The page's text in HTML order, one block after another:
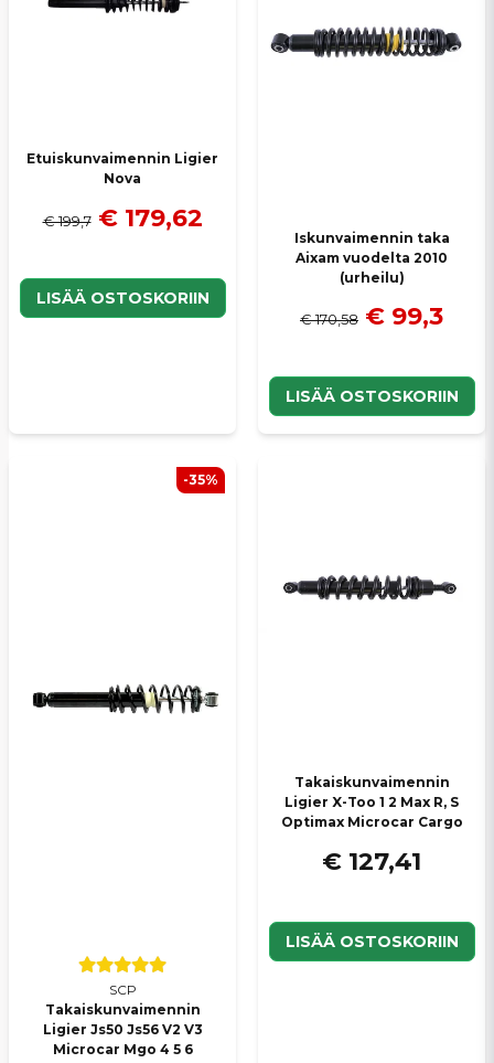
Etuiskunvaimennin Ligier
Nova
€ 199,7 € 179,62
LISÄÄ OSTOSKORIIN
Iskunvaimennin taka
Aixam vuodelta 2010
(urheilu)
€ 170,58 € 99,3
LISÄÄ OSTOSKORIIN
SCP
Takaiskunvaimennin
Ligier Js50 Js56 V2 V3
Microcar Mgo 4 5 6
-35%
Takaiskunvaimennin
Ligier X-Too 1 2 Max R, S
Optimax Microcar Cargo
€ 127,41
LISÄÄ OSTOSKORIIN